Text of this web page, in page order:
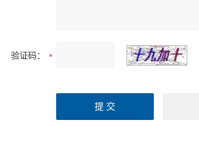
验证码：